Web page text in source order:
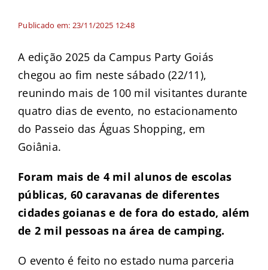
Publicado em: 23/11/2025 12:48
A edição 2025 da Campus Party Goiás
chegou ao fim neste sábado (22/11),
reunindo mais de 100 mil visitantes durante
quatro dias de evento, no estacionamento
do Passeio das Águas Shopping, em
Goiânia.
Foram mais de 4 mil alunos de escolas
públicas, 60 caravanas de diferentes
cidades goianas e de fora do estado, além
de 2 mil pessoas na área de camping.
O evento é feito no estado numa parceria